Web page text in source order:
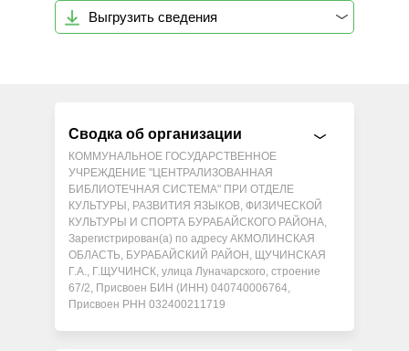
Выгрузить сведения
Сводка об организации
КОММУНАЛЬНОЕ ГОСУДАРСТВЕННОЕ
УЧРЕЖДЕНИЕ "ЦЕНТРАЛИЗОВАННАЯ
БИБЛИОТЕЧНАЯ СИСТЕМА" ПРИ ОТДЕЛЕ
КУЛЬТУРЫ, РАЗВИТИЯ ЯЗЫКОВ, ФИЗИЧЕСКОЙ
КУЛЬТУРЫ И СПОРТА БУРАБАЙСКОГО РАЙОНА,
Зарегистрирован(а) по адресу АКМОЛИНСКАЯ
ОБЛАСТЬ, БУРАБАЙСКИЙ РАЙОН, ЩУЧИНСКАЯ
Г.А., Г.ЩУЧИНСК, улица Луначарского, строение
67/2, Присвоен БИН (ИНН) 040740006764,
Присвоен РНН 032400211719